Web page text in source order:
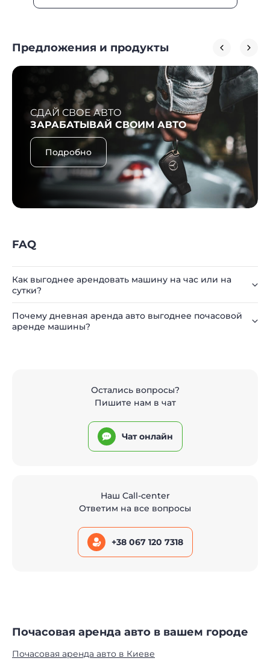
Предложения и продукты
СДАЙ СВОЕ АВТО
ЗАРАБАТЫВАЙ СВОИМ АВТО
Подробно
FAQ
Как выгоднее арендовать машину на час или на
сутки?
Почему дневная аренда авто выгоднее почасовой
аренде машины?
Остались вопросы?
Пишите нам в чат
Чат онлайн
Наш Call-center
Ответим на все вопросы
+38 067 120 7318
Почасовая аренда авто в вашем городе
Почасовая аренда авто в Киеве